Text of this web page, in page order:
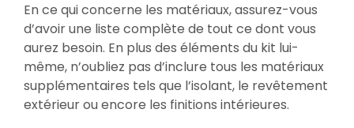
En ce qui concerne les matériaux, assurez-vous
d’avoir une liste complète de tout ce dont vous
aurez besoin. En plus des éléments du kit lui-
même, n’oubliez pas d’inclure tous les matériaux
supplémentaires tels que l’isolant, le revêtement
extérieur ou encore les finitions intérieures.